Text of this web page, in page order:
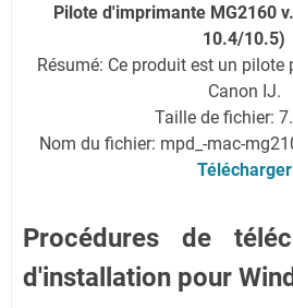
Pilote d'imprimante MG2160
10.4/10.5)
Résumé: Ce produit est un
Canon IJ.
Taille de fichier:
Nom du fichier: mpd_-mac-
Télécharger
Procédures de
d'installation pour